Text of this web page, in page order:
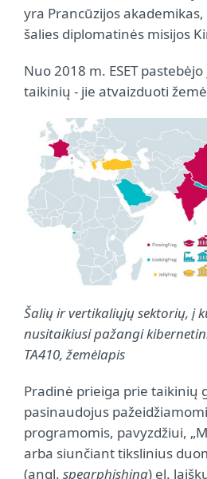
yra Prancūzijos akademikas,
šalies diplomatinės misijos
Nuo 2018 m. ESET
taikinių - jie atvaizduoti
Šalių ir vertikaliųjų sektorių, į
nusitaikiusi pažangi
TA410, žemėlapis
Pradinė prieiga prie taikinių
pasinaudojus
programomis, pavyzdžiui,
arba siunčiant tikslinius
(angl. spearphishing) el.